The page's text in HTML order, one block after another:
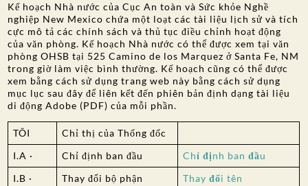
Kế hoạch Nhà nước của Cục An toàn và Sức khỏe Nghề
nghiệp New Mexico chứa một loạt các tài liệu lịch sử và tích
cực mô tả các chính sách và thủ tục điều chỉnh hoạt động
của văn phòng. Kế hoạch Nhà nước có thể được xem tại văn
phòng OHSB tại 525 Camino de los Marquez ở Santa Fe, NM
trong giờ làm việc bình thường. Kế hoạch cũng có thể được
xem bằng cách sử dụng trang web này bằng cách sử dụng
mục lục sau đây để liên kết đến phiên bản định dạng tài liệu
di động Adobe (PDF) của mỗi phần.
TÔI
Chỉ thị của Thống đốc
I.A ·
Chỉ định ban đầu
Chỉ định ban đầu
I.B ·
Thay đổi bộ phận
Thay đổi tên